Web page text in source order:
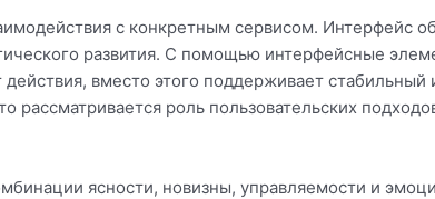
с конкретным сервисом. Интерфейс
развития. С помощью интерфейсные
вместо этого поддерживает
рассматривается роль пользовательских
ясности, новизны, управляемости и